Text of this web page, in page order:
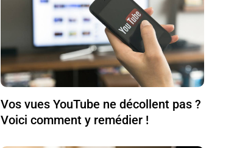
Vos vues YouTube ne décollent pas ?
Voici comment y remédier !